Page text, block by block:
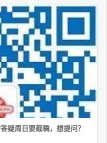
疑周日要截稿，想提问？